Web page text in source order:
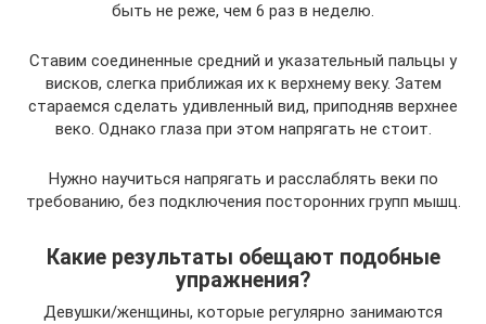
быть не реже, чем 6 раз в неделю.
Ставим соединенные средний и указательный пальцы у
висков, слегка приближая их к верхнему веку. Затем
стараемся сделать удивленный вид, приподняв верхнее
веко. Однако глаза при этом напрягать не стоит.
Нужно научиться напрягать и расслаблять веки по
требованию, без подключения посторонних групп мышц.
Какие результаты обещают подобные
упражнения?
Девушки/женщины, которые регулярно занимаются